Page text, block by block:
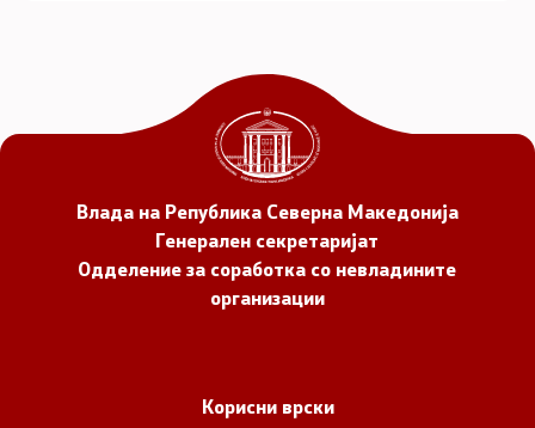
Влада на Република Северна Македонија
Генерален секретаријат
Одделение за соработка со невладините
организации
Корисни врски